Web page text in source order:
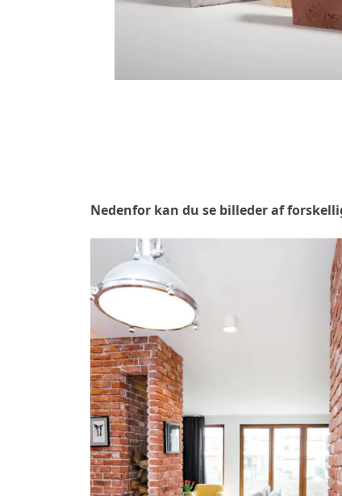
Nedenfor kan du se billeder af